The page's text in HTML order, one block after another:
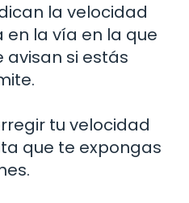
la velocidad
la vía en la que
avisan si estás
tu velocidad
que te expongas